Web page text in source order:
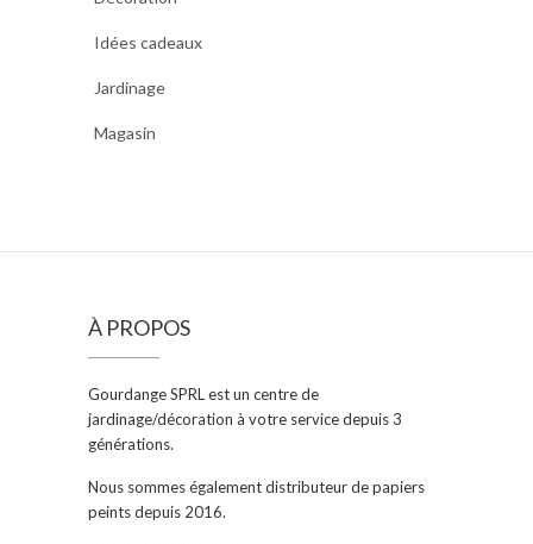
Idées cadeaux
Jardinage
Magasin
À PROPOS
Gourdange SPRL est un centre de
jardinage/décoration à votre service depuis 3
générations.
Nous sommes également distributeur de papiers
peints depuis 2016.